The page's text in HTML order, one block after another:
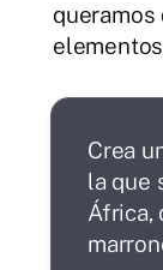
queramos
Crea
la que
África,